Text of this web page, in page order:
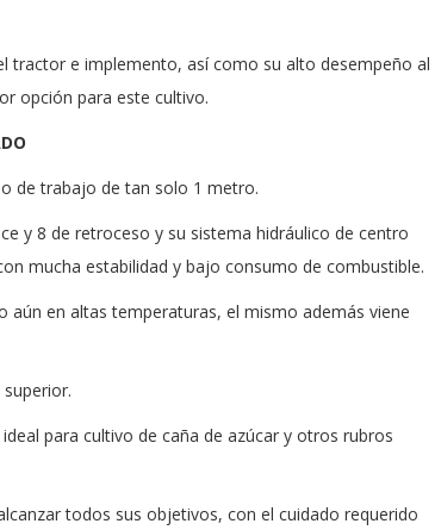
tractor e implemento, así como su alto desempeño al
opción para este cultivo.
de trabajo de tan solo 1 metro.
y 8 de retroceso y su sistema hidráulico de centro
mucha estabilidad y bajo consumo de combustible.
en altas temperaturas, el mismo además viene
para cultivo de caña de azúcar y otros rubros
todos sus objetivos, con el cuidado requerido